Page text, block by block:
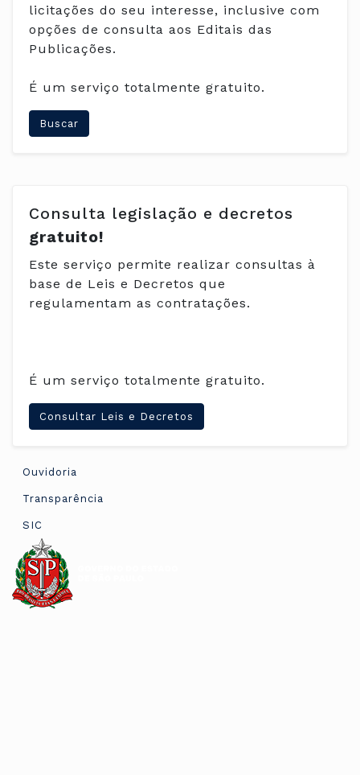
licitações do seu interesse, inclusive com
opções de consulta aos Editais das
Publicações.
É um serviço totalmente gratuito.
Buscar
Consulta legislação e decretos
gratuito!
Este serviço permite realizar consultas à
base de Leis e Decretos que
regulamentam as contratações.
É um serviço totalmente gratuito.
Consultar Leis e Decretos
Ouvidoria
Transparência
SIC